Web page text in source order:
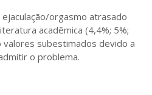
orgasmo atrasado
acadêmica (4,4%; 5%;
subestimados devido a
o problema.